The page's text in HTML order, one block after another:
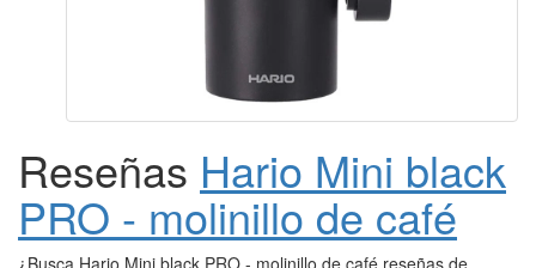
Reseñas Hario Mini black
PRO - molinillo de café